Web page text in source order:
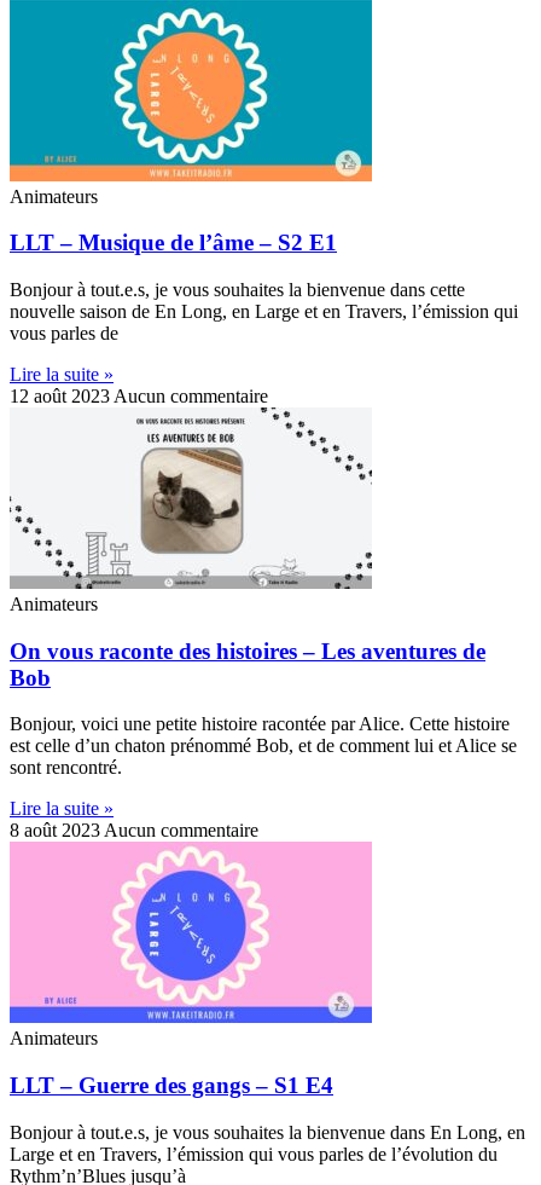
Animateurs
LLT – Musique de l’âme – S2 E1
Bonjour à tout.e.s, je vous souhaites la bienvenue dans cette
nouvelle saison de En Long, en Large et en Travers, l’émission qui
vous parles de
Lire la suite »
12 août 2023 Aucun commentaire
Animateurs
On vous raconte des histoires – Les aventures de
Bob
Bonjour, voici une petite histoire racontée par Alice. Cette histoire
est celle d’un chaton prénommé Bob, et de comment lui et Alice se
sont rencontré.
Lire la suite »
8 août 2023 Aucun commentaire
Animateurs
LLT – Guerre des gangs – S1 E4
Bonjour à tout.e.s, je vous souhaites la bienvenue dans En Long, en
Large et en Travers, l’émission qui vous parles de l’évolution du
Rythm’n’Blues jusqu’à